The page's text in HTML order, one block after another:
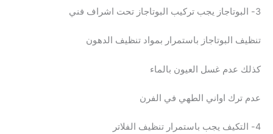
3- البوتاجاز يجب تركيب البوتاجاز تحت اشراف فني
تنظيف البوتاجاز باستمرار بمواد تنظيف الدهون
كذلك عدم غسل العيون بالماء
عدم ترك اواني الطهي في الفرن
4- التكيف يجب باستمرار تنظيف الفلاتر